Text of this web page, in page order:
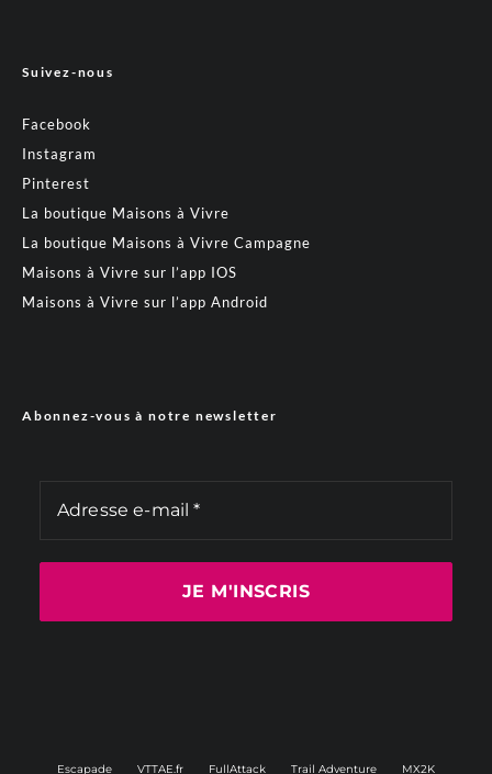
Suivez-nous
Facebook
Instagram
Pinterest
La boutique Maisons à Vivre
La boutique Maisons à Vivre Campagne
Maisons à Vivre sur l’app IOS
Maisons à Vivre sur l’app Android
Abonnez-vous à notre newsletter
Escapade VTTAE.fr FullAttack Trail Adventure MX2K